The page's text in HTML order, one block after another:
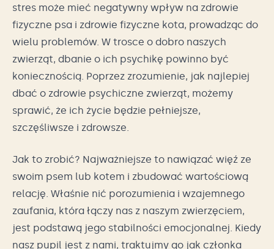
stres może mieć negatywny wpływ na zdrowie
fizyczne psa i zdrowie fizyczne kota, prowadząc do
wielu problemów. W trosce o dobro naszych
zwierząt, dbanie o ich psychikę powinno być
koniecznością. Poprzez zrozumienie, jak najlepiej
dbać o zdrowie psychiczne zwierząt, możemy
sprawić, że ich życie będzie pełniejsze,
szczęśliwsze i zdrowsze.
Jak to zrobić? Najważniejsze to nawiązać więź ze
swoim psem lub kotem i zbudować wartościową
relację. Właśnie nić porozumienia i wzajemnego
zaufania, która łączy nas z naszym zwierzęciem,
jest podstawą jego stabilności emocjonalnej. Kiedy
nasz pupil jest z nami, traktujmy go jak członka